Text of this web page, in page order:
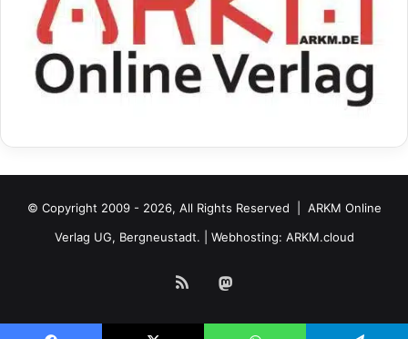
© Copyright 2009 - 2026, All Rights Reserved | ARKM Online
Verlag UG, Bergneustadt. | Webhosting: ARKM.cloud
RSS